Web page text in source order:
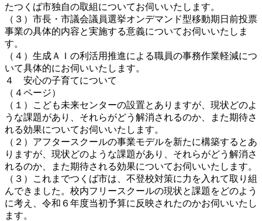
たつくば市独自の取組についてお伺いいたします。
（３）市長・市議会議員選挙オンデマンド型移動期日前投票
事業の具体的内容と実施する意義についてお伺いいたしま
す。
（４）生成ＡＩの利活用推進による職員の事務作業軽減につ
いて具体的にお伺いいたします。
４ 安心の子育てについて
（４ページ）
（１）こども未来センターの設置とありますが、現状どのよ
うな課題があり、それらがどう解消されるのか、また期待さ
れる効果についてお伺いいたします。
（２）アフタースクールの事業モデルを新たに構築するとあ
りますが、現状どのような課題があり、それらがどう解消さ
れるのか、また期待される効果についてお伺いいたします。
（３）これまでつくば市は、不登校対策に力を入れて取り組
んできました。校内フリースクールの現状と課題をどのよう
に考え、令和６年度当初予算に反映されたのかお伺いいたし
ます。